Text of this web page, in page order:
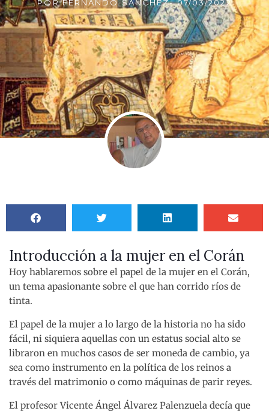
PORFERNANDO SÁNCHEZ- 07/03/2022
Introducción a la mujer en el Corán
Hoy hablaremos sobre el papel de la mujer en el Corán,
un tema apasionante sobre el que han corrido ríos de
tinta.
El papel de la mujer a lo largo de la historia no ha sido
fácil, ni siquiera aquellas con un estatus social alto se
libraron en muchos casos de ser moneda de cambio, ya
sea como instrumento en la política de los reinos a
través del matrimonio o como máquinas de parir reyes.
El profesor Vicente Ángel Álvarez Palenzuela decía que